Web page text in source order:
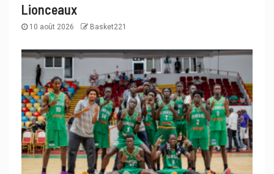
Lionceaux
10 août 2026 Basket221